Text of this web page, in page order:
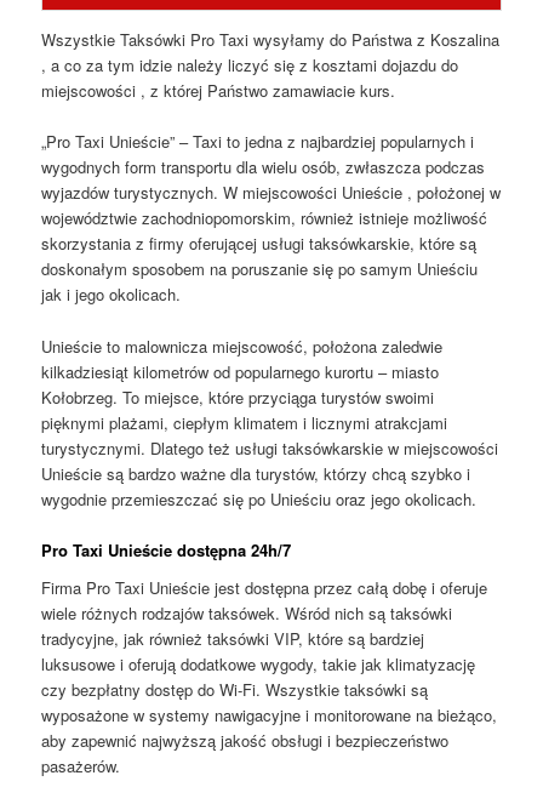
Wszystkie Taksówki Pro Taxi wysyłamy do Państwa z Koszalina
, a co za tym idzie należy liczyć się z kosztami dojazdu do
miejscowości , z której Państwo zamawiacie kurs.
„Pro Taxi Unieście” – Taxi to jedna z najbardziej popularnych i
wygodnych form transportu dla wielu osób, zwłaszcza podczas
wyjazdów turystycznych. W miejscowości Unieście , położonej w
województwie zachodniopomorskim, również istnieje możliwość
skorzystania z firmy oferującej usługi taksówkarskie, które są
doskonałym sposobem na poruszanie się po samym Unieściu
jak i jego okolicach.
Unieście to malownicza miejscowość, położona zaledwie
kilkadziesiąt kilometrów od popularnego kurortu – miasto
Kołobrzeg. To miejsce, które przyciąga turystów swoimi
pięknymi plażami, ciepłym klimatem i licznymi atrakcjami
turystycznymi. Dlatego też usługi taksówkarskie w miejscowości
Unieście są bardzo ważne dla turystów, którzy chcą szybko i
wygodnie przemieszczać się po Unieściu oraz jego okolicach.
Pro Taxi Unieście dostępna 24h/7
Firma Pro Taxi Unieście jest dostępna przez całą dobę i oferuje
wiele różnych rodzajów taksówek. Wśród nich są taksówki
tradycyjne, jak również taksówki VIP, które są bardziej
luksusowe i oferują dodatkowe wygody, takie jak klimatyzację
czy bezpłatny dostęp do Wi-Fi. Wszystkie taksówki są
wyposażone w systemy nawigacyjne i monitorowane na bieżąco,
aby zapewnić najwyższą jakość obsługi i bezpieczeństwo
pasażerów.